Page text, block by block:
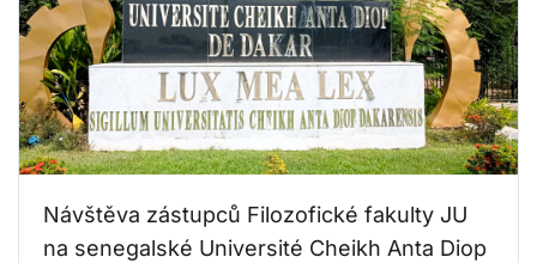
Návštěva zástupců Filozofické fakulty JU
na senegalské Université Cheikh Anta Diop